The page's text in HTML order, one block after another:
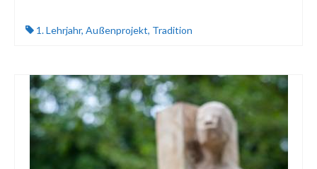
1. Lehrjahr, Außenprojekt, Tradition